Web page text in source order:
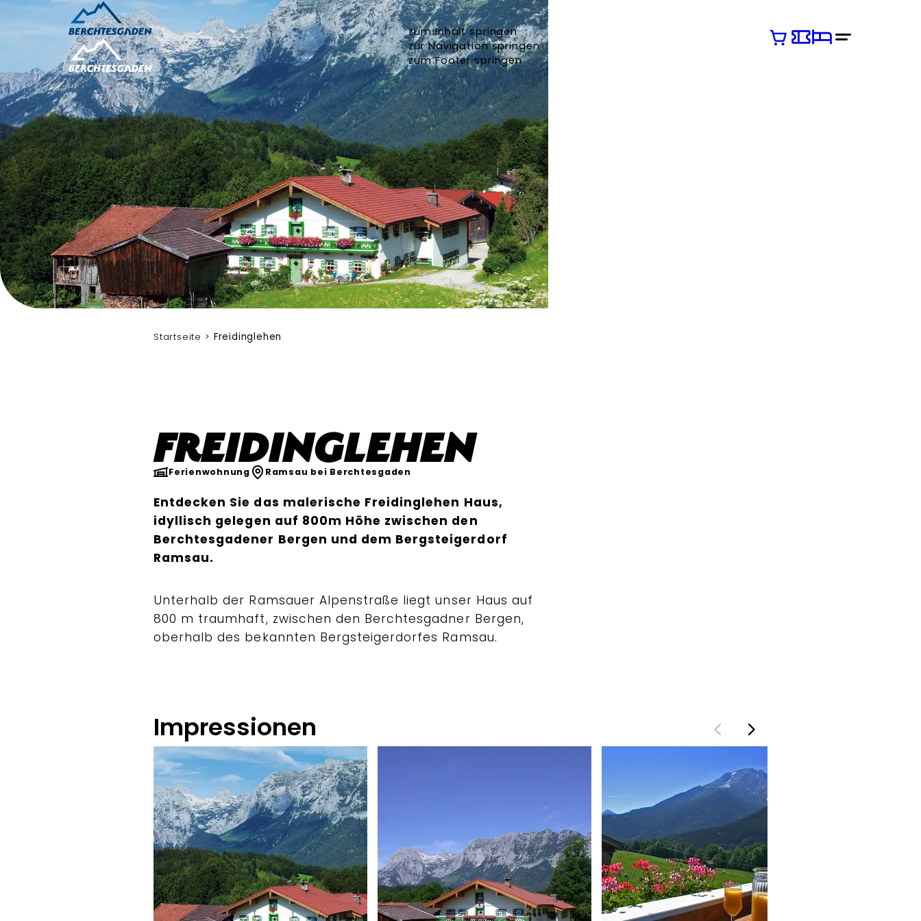
zum Inhalt springen
zur Navigation springen
zum Footer springen
Startseite Freidinglehen
Freidinglehen
Ferienwohnung Ramsau bei Berchtesgaden
Entdecken Sie das malerische Freidinglehen Haus,
idyllisch gelegen auf 800m Höhe zwischen den
Berchtesgadener Bergen und dem Bergsteigerdorf
Ramsau.
Unterhalb der Ramsauer Alpenstraße liegt unser Haus auf
800 m traumhaft, zwischen den Berchtesgadner Bergen,
oberhalb des bekannten Bergsteigerdorfes Ramsau.
Impressionen